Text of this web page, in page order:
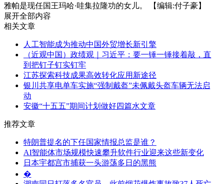
雅帕是现任国王玛哈·哇集拉隆功的女儿。 【编辑:付子豪】
展开全部内容
相关文章
人工智能成为推动中国外贸增长新引擎
（近观中国）政绩观｜习近平：要一锤一锤接着敲，直
到把钉子钉实钉牢
江苏探索科技成果高效转化应用新途径
银川共享电单车实施“强制戴盔”未佩戴头盔车辆无法启
动
安徽“十五五”期间计划做好四篇水文章
推荐文章
特朗普提名的下任国家情报总监是谁？
AI智能体市场规模快速攀升软件行业迎来这些新变化
日本宇都宫市捕获一头游荡多日的黑熊
�